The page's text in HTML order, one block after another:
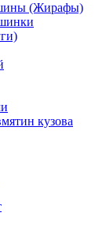
(Жирафы)
кузова